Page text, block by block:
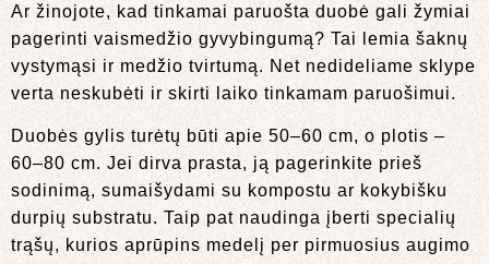
Ar žinojote, kad tinkamai paruošta duobė gali žymiai
pagerinti vaismedžio gyvybingumą? Tai lemia šaknų
vystymąsi ir medžio tvirtumą. Net nedideliame sklype
verta neskubėti ir skirti laiko tinkamam paruošimui.
Duobės gylis turėtų būti apie 50–60 cm, o plotis –
60–80 cm. Jei dirva prasta, ją pagerinkite prieš
sodinimą, sumaišydami su kompostu ar kokybišku
durpių substratu. Taip pat naudinga įberti specialių
trąšų, kurios aprūpins medelį per pirmuosius augimo